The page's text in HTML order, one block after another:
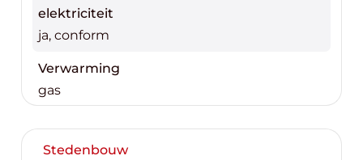
elektriciteit
ja, conform
Verwarming
gas
Stedenbouw